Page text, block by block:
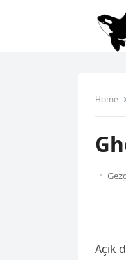
Home
Açık